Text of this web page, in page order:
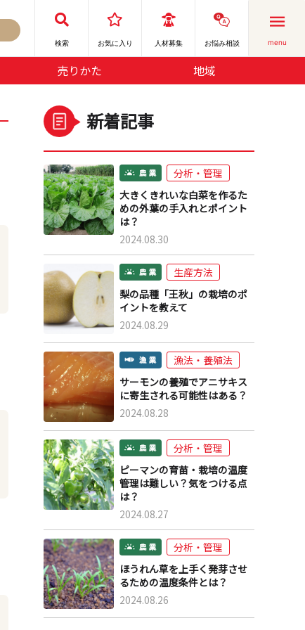
検索 お気に⼊り 人材募集 お悩み相談 menu
売りかた 地域
新着記事
分析・管理
大きくきれいな白菜を作るた
めの外葉の手入れとポイント
は？
2024.08.30
生産方法
梨の品種「王秋」の栽培のポ
イントを教えて
2024.08.29
漁法・養殖法
サーモンの養殖でアニサキス
に寄生される可能性はある？
2024.08.28
分析・管理
ピーマンの育苗・栽培の温度
管理は難しい？気をつける点
は？
2024.08.27
分析・管理
ほうれん草を上手く発芽させ
るための温度条件とは？
2024.08.26